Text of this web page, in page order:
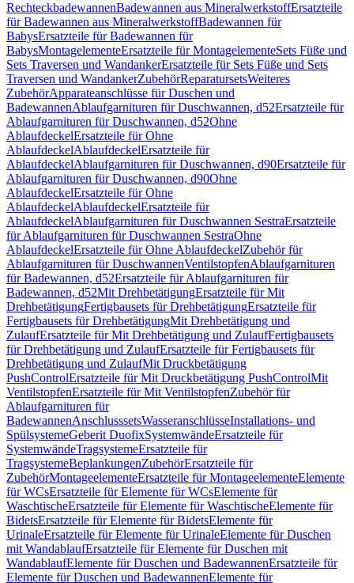
RechteckbadewannenBadewannen aus MineralwerkstoffErsatzteile
für Badewannen aus MineralwerkstoffBadewannen für
BabysErsatzteile für Badewannen für
BabysMontagelementeErsatzteile für MontagelementeSets Füße und
Sets Traversen und WandankerErsatzteile für Sets Füße und Sets
Traversen und WandankerZubehörReparatursetsWeiteres
ZubehörApparateanschlüsse für Duschen und
BadewannenAblaufgarnituren für Duschwannen, d52Ersatzteile für
Ablaufgarnituren für Duschwannen, d52Ohne
AblaufdeckelErsatzteile für Ohne
AblaufdeckelAblaufdeckelErsatzteile für
AblaufdeckelAblaufgarnituren für Duschwannen, d90Ersatzteile für
Ablaufgarnituren für Duschwannen, d90Ohne
AblaufdeckelErsatzteile für Ohne
AblaufdeckelAblaufdeckelErsatzteile für
AblaufdeckelAblaufgarnituren für Duschwannen SestraErsatzteile
für Ablaufgarnituren für Duschwannen SestraOhne
AblaufdeckelErsatzteile für Ohne AblaufdeckelZubehör für
Ablaufgarnituren für DuschwannenVentilstopfenAblaufgarnituren
für Badewannen, d52Ersatzteile für Ablaufgarnituren für
Badewannen, d52Mit DrehbetätigungErsatzteile für Mit
DrehbetätigungFertigbausets für DrehbetätigungErsatzteile für
Fertigbausets für DrehbetätigungMit Drehbetätigung und
ZulaufErsatzteile für Mit Drehbetätigung und ZulaufFertigbausets
für Drehbetätigung und ZulaufErsatzteile für Fertigbausets für
Drehbetätigung und ZulaufMit Druckbetätigung
PushControlErsatzteile für Mit Druckbetätigung PushControlMit
VentilstopfenErsatzteile für Mit VentilstopfenZubehör für
Ablaufgarnituren für
BadewannenAnschlusssetsWasseranschlüsseInstallations- und
SpülsystemeGeberit DuofixSystemwändeErsatzteile für
SystemwändeTragsystemeErsatzteile für
TragsystemeBeplankungenZubehörErsatzteile für
ZubehörMontageelementeErsatzteile für MontageelementeElemente
für WCsErsatzteile für Elemente für WCsElemente für
WaschtischeErsatzteile für Elemente für WaschtischeElemente für
BidetsErsatzteile für Elemente für BidetsElemente für
UrinaleErsatzteile für Elemente für UrinaleElemente für Duschen
mit WandablaufErsatzteile für Elemente für Duschen mit
WandablaufElemente für Duschen und BadewannenErsatzteile für
Elemente für Duschen und BadewannenElemente für